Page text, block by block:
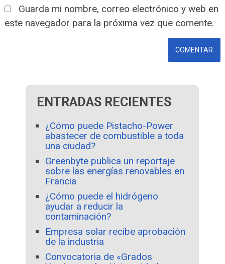
Guarda mi nombre, correo electrónico y web en
este navegador para la próxima vez que comente.
ENTRADAS RECIENTES
¿Cómo puede Pistacho-Power
abastecer de combustible a toda
una ciudad?
Greenbyte publica un reportaje
sobre las energías renovables en
Francia
¿Cómo puede el hidrógeno
ayudar a reducir la
contaminación?
Empresa solar recibe aprobación
de la industria
Convocatoria de «Grados